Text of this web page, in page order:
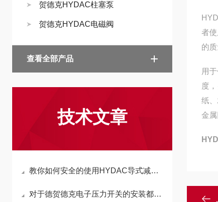
贺德克HYDAC柱塞泵
贺德克HYDAC电磁阀
查看全部产品
技术文章
教你如何安全的使用HYDAC导式减压阀，收藏备用！
对于德贺德克电子压力开关的安装都有哪些要求呢
者
的
用
度
纸
金